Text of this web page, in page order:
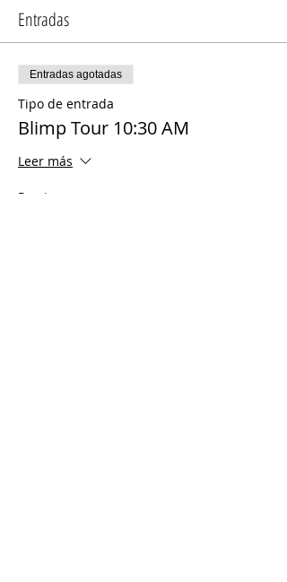
Entradas
Entradas agotadas
Tipo de entrada
Blimp Tour 10:30 AM
Leer más
Precio